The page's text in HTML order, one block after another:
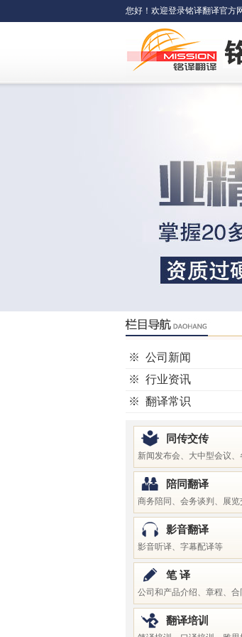
您好！欢迎登录铭译翻译官方
※ 公司新闻
※ 行业资讯
※ 翻译常识
同传交传
新闻发布会、大中型会议、
陪同翻译
商务陪同、会务谈判、展览
影音翻译
影音听译、字幕配译等
笔 译
公司和产品介绍、章程、合
翻译培训